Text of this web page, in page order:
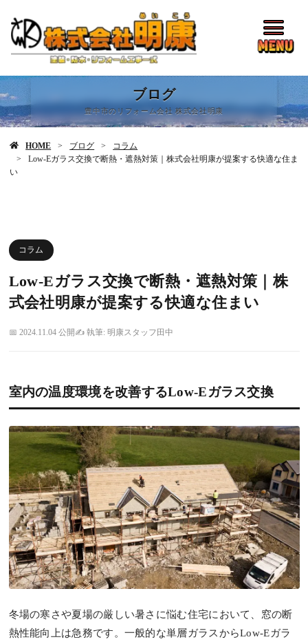
ブログ
豊中市のリフォーム会社 株式会社明康
HOME ブログ
コラム
Low-Eガラス交換で断熱・遮熱対策｜株式会社明康が提案する快適な住ま
い
コラム
Low-Eガラス交換で断熱・遮熱対策｜株
式会社明康が提案する快適な住まい
2024.11.04 公開 執筆: 明康スタッフ田中
室内の温度環境を改善するLow-Eガラス交換
冬場の寒さや夏場の厳しい暑さに悩む住宅において、窓の断
熱性能向上は急務です。一般的な単層ガラスからLow-Eガラ